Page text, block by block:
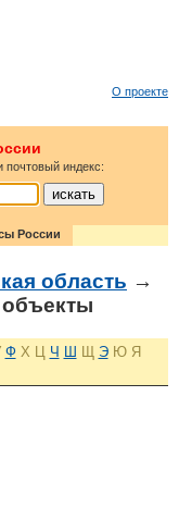
О проекте
почтовый индекс:
России
область →
Ф Х Ц Ч Ш Щ Э Ю Я